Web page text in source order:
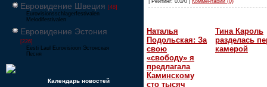
Евровидение Швеция [48]
Eurovisionsschlagerfestivalen
Melodifestivalen
Евровидение Эстония
[226]
Eesti Laul Eurovisioon Эстонская
Песня
Календарь новостей
| Рейтинг: 0.0/0 | Комментарии (0)
Наталья
Подольская: За
свою
«свободу» я
предлагала
Каминскому
сто тысяч
Тина Кароль
разделась
камерой